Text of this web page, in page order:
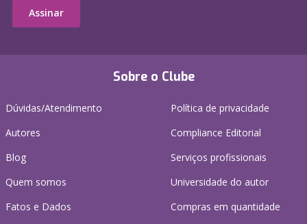
Sobre o Clube
Dúvidas/Atendimento
Autores
Blog
Quem somos
Fatos e Dados
Política de privacidade
Compliance Editorial
Serviços profissionais
Universidade do autor
Compras em quantidade
Assinar